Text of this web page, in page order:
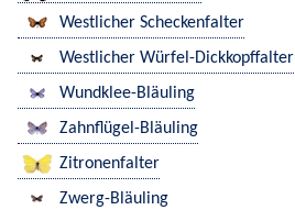
Westlicher Scheckenfalter
Westlicher Würfel-Dickkopffalter
Wundklee-Bläuling
Zahnflügel-Bläuling
Zitronenfalter
Zwerg-Bläuling